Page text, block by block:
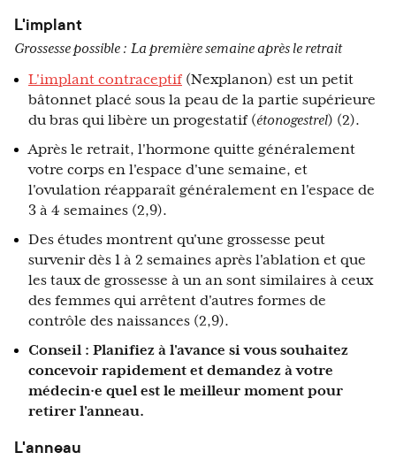
L'implant
Grossesse possible : La première semaine après le retrait
L'implant contraceptif (Nexplanon) est un petit
bâtonnet placé sous la peau de la partie supérieure
du bras qui libère un progestatif (étonogestrel) (2).
Après le retrait, l'hormone quitte généralement
votre corps en l'espace d'une semaine, et
l'ovulation réapparaît généralement en l'espace de
3 à 4 semaines (2,9).
Des études montrent qu'une grossesse peut
survenir dès 1 à 2 semaines après l'ablation et que
les taux de grossesse à un an sont similaires à ceux
des femmes qui arrêtent d'autres formes de
contrôle des naissances (2,9).
Conseil : Planifiez à l'avance si vous souhaitez
concevoir rapidement et demandez à votre
médecin·e quel est le meilleur moment pour
retirer l'anneau.
L'anneau